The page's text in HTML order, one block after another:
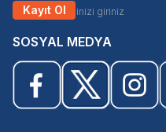
Kayıt Ol
SOSYAL MEDYA